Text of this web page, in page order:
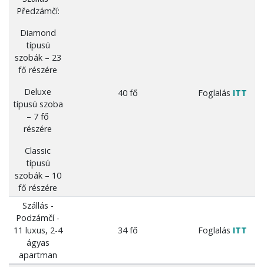
Předzámčí:
Diamond
típusú
szobák – 23
fő részére
Deluxe
típusú szoba
– 7 fő
részére
Classic
típusú
szobák – 10
fő részére
40 fő Foglalás ITT
Szállás -
Podzámčí -
11 luxus, 2-4
ágyas
apartman
34 fő Foglalás ITT